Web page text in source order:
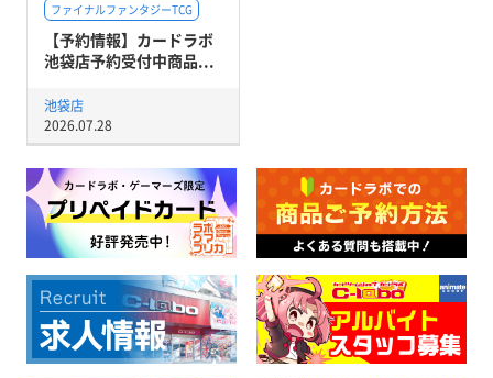
ファイナルファンタジーTCG
【予約情報】カードラボ
池袋店予約受付中商品...
池袋店
2026.07.28